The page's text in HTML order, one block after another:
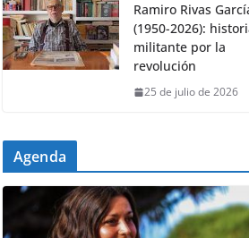
Ramiro Rivas
(1950-2026):
militante por la
revolución
25 de julio de 2026
Agenda